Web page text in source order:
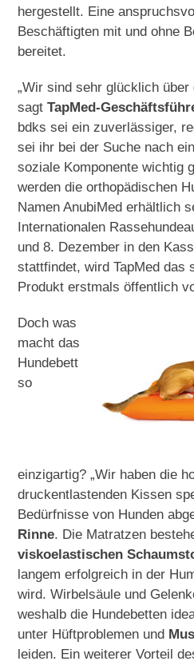
hergestellt. Eine
Beschäftigten mit und ohne
bereitet.
„Wir sind sehr glücklich über
sagtTapMed-
bdks sei ein zuverlässiger,
sei ihr bei der Suche nach
soziale Komponente wichtig
werden die orthopädischen
Namen AnubiMed erhältlich
Internationalen
und 8. Dezember in den
stattfindet, wird TapMed das
Produkt erstmals öffentlich
Doch was
macht das
Hundebett
so
einzigartig? „Wir haben die
druckentlastenden Kissen
Bedürfnisse von Hunden
Rinne. Die Matratzen
viskoelastischen
langem erfolgreich in der
wird. Wirbelsäule und
weshalb die Hundebetten
unter Hüftproblemen und
leiden. Ein weiterer Vorteil